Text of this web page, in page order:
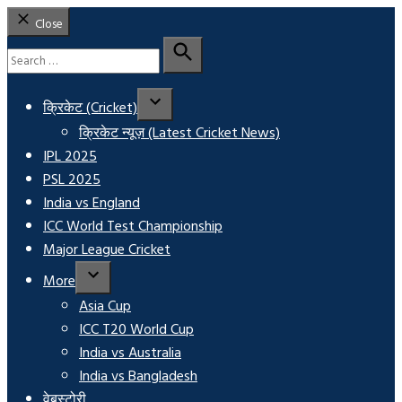
Close
Search
for:
Search
क्रिकेट (Cricket)
क्रिकेट न्यूज़ (Latest Cricket News)
IPL 2025
PSL 2025
India vs England
ICC World Test Championship
Major League Cricket
More
Asia Cup
ICC T20 World Cup
India vs Australia
India vs Bangladesh